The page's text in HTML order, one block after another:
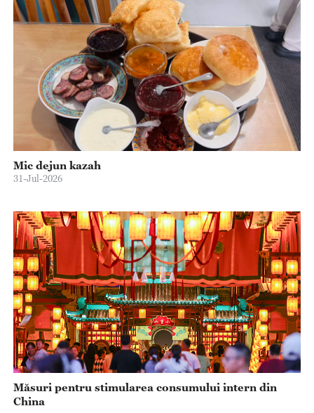
Mic dejun kazah
31-Jul-2026
Măsuri pentru stimularea consumului intern din
China